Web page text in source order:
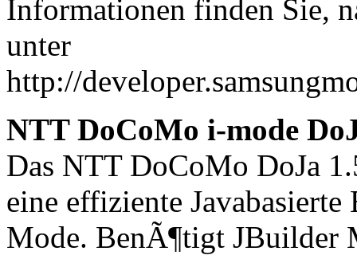
Informationen finden Sie,
unter
http://
NTT DoCoMo i-mode
Das NTT DoCoMo DoJa
eine effiziente
Mode. BenÃ¶tigt JBuilder